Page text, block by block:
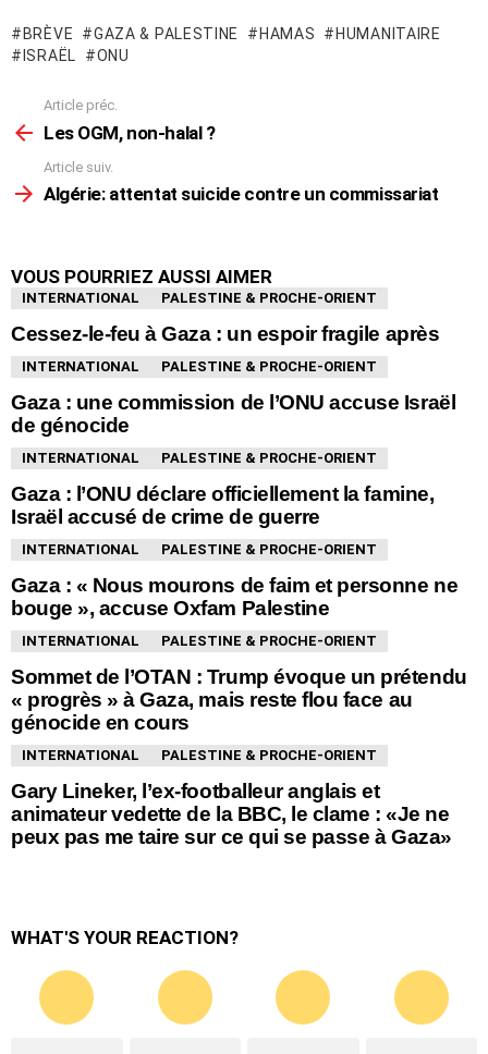
BRÈVE GAZA & PALESTINE HAMAS
HUMANITAIRE
ISRAËL
ONU
voir
Article préc.
Les OGM, non-halal ?
Article suiv.
Algérie: attentat suicide contre un commissariat
VOUS POURRIEZ AUSSI AIMER
INTERNATIONAL PALESTINE & PROCHE-ORIENT
Cessez-le-feu à Gaza : un espoir fragile après
INTERNATIONAL PALESTINE & PROCHE-ORIENT
Gaza : une commission de l’ONU accuse Israël
de génocide
INTERNATIONAL PALESTINE & PROCHE-ORIENT
Gaza : l’ONU déclare officiellement la famine,
Israël accusé de crime de guerre
INTERNATIONAL PALESTINE & PROCHE-ORIENT
Gaza : « Nous mourons de faim et personne ne
bouge », accuse Oxfam Palestine
INTERNATIONAL PALESTINE & PROCHE-ORIENT
Sommet de l’OTAN : Trump évoque un prétendu
« progrès » à Gaza, mais reste flou face au
génocide en cours
INTERNATIONAL PALESTINE & PROCHE-ORIENT
Gary Lineker, l’ex-footballeur anglais et
animateur vedette de la BBC, le clame : «Je ne
peux pas me taire sur ce qui se passe à Gaza»
WHAT'S YOUR REACTION?